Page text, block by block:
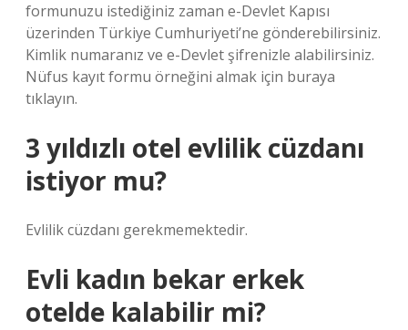
formunuzu istediğiniz zaman e-Devlet Kapısı
üzerinden Türkiye Cumhuriyeti’ne gönderebilirsiniz.
Kimlik numaranız ve e-Devlet şifrenizle alabilirsiniz.
Nüfus kayıt formu örneğini almak için buraya
tıklayın.
3 yıldızlı otel evlilik cüzdanı
istiyor mu?
Evlilik cüzdanı gerekmemektedir.
Evli kadın bekar erkek
otelde kalabilir mi?